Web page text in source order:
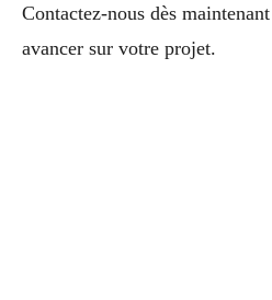
Contactez-nous dès
avancer sur votre projet.